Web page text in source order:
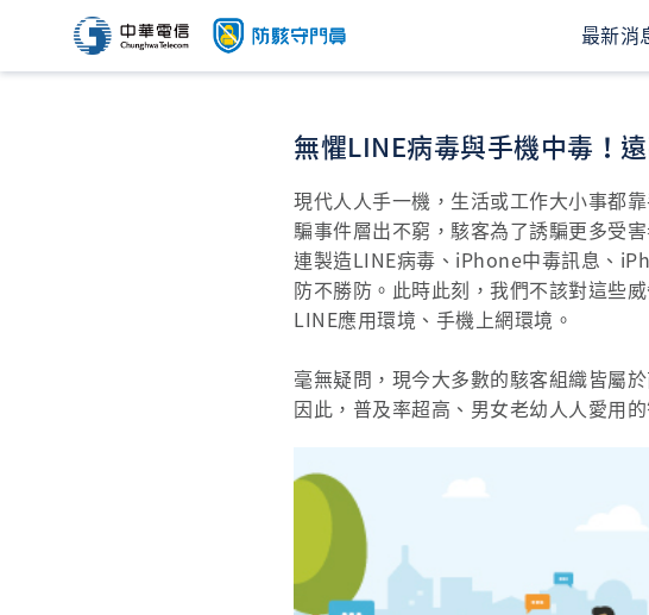
最新消
無懼LINE病毒與手機中毒！
現代人人手一機，生活或工作大小事都
騙事件層出不窮，駭客為了誘騙更多受
連製造LINE病毒、iPhone中毒訊息、
防不勝防。此時此刻，我們不該對這些
LINE應用環境、手機上網環境。
毫無疑問，現今大多數的駭客組織皆屬
因此，普及率超高、男女老幼人人愛用